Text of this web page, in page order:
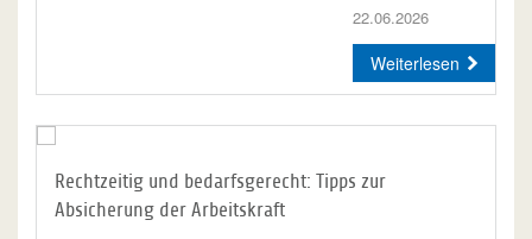
22.06.2026
Weiterlesen
Rechtzeitig und bedarfsgerecht: Tipps zur
Absicherung der Arbeitskraft